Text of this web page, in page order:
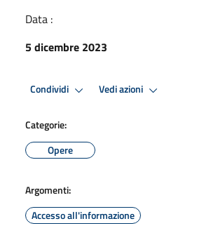
Data :
5 dicembre 2023
Condividi Vedi azioni
Categorie:
Opere
Argomenti:
Accesso all'informazione